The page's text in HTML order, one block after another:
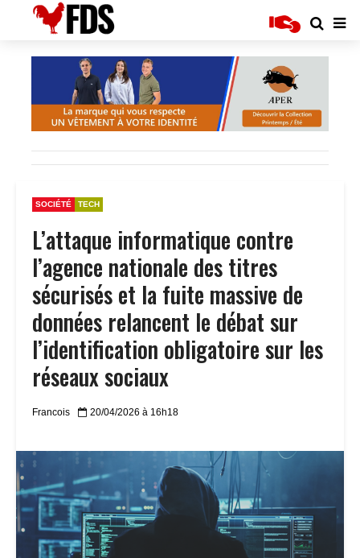
SOCIÉTÉ TECH
L’attaque informatique contre
l’agence nationale des titres
sécurisés et la fuite massive de
données relancent le débat sur
l’identification obligatoire sur les
réseaux sociaux
Francois 20/04/2026 à 16h18